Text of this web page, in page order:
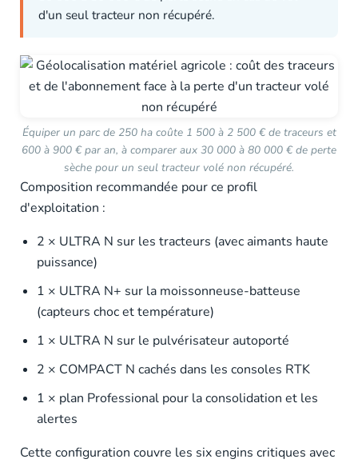
d'un seul tracteur non récupéré.
Équiper un parc de 250 ha coûte 1 500 à 2 500 € de traceurs et
600 à 900 € par an, à comparer aux 30 000 à 80 000 € de perte
sèche pour un seul tracteur volé non récupéré.
Composition recommandée pour ce profil
d'exploitation :
2 × ULTRA N sur les tracteurs (avec aimants haute
puissance)
1 × ULTRA N+ sur la moissonneuse-batteuse
(capteurs choc et température)
1 × ULTRA N sur le pulvérisateur autoporté
2 × COMPACT N cachés dans les consoles RTK
1 × plan Professional pour la consolidation et les
alertes
Cette configuration couvre les six engins critiques avec